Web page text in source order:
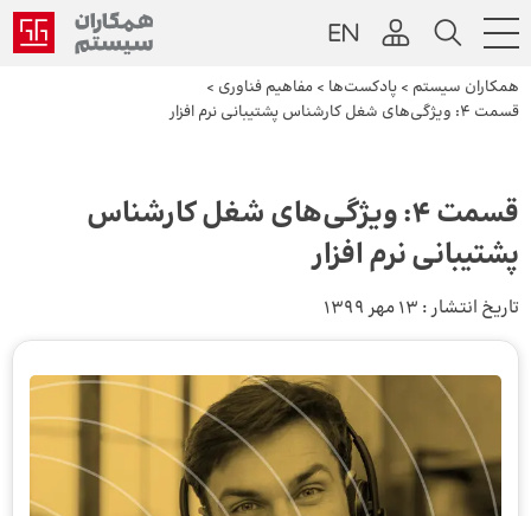
همکاران سیستم > پادکست‌ها > مفاهیم فناوری >
قسمت 4: ویژگی‌های شغل کارشناس پشتیبانی نرم افزار
قسمت 4: ویژگی‌های شغل کارشناس
پشتیبانی نرم افزار
تاریخ انتشار : 13 مهر 1399